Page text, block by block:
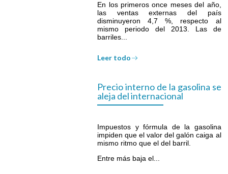
En los primeros once meses del año,
las ventas externas del país
disminuyeron 4,7 %, respecto al
mismo periodo del 2013. Las de
barriles...
Leer todo
Precio interno de la gasolina se
aleja del internacional
Impuestos y fórmula de la gasolina
impiden que el valor del galón caiga al
mismo ritmo que el del barril.
Entre más baja el...